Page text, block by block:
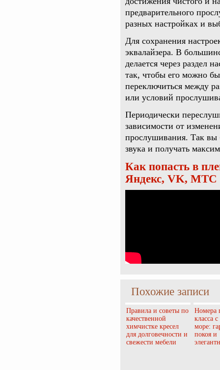
предварительного
разных настройках и
Для сохранения
эквалайзера. В
делается через раздел
так, чтобы его можно
переключиться между
или условий
Периодически
зависимости от
прослушивания. Так вы
звука и получать
Как попасть в
Яндекс, VK, МТС
Похожие записи
Правила и советы по
качественной
химчистке кресел
для долговечности и
свежести мебели
Номера
класса
море:
покоя и